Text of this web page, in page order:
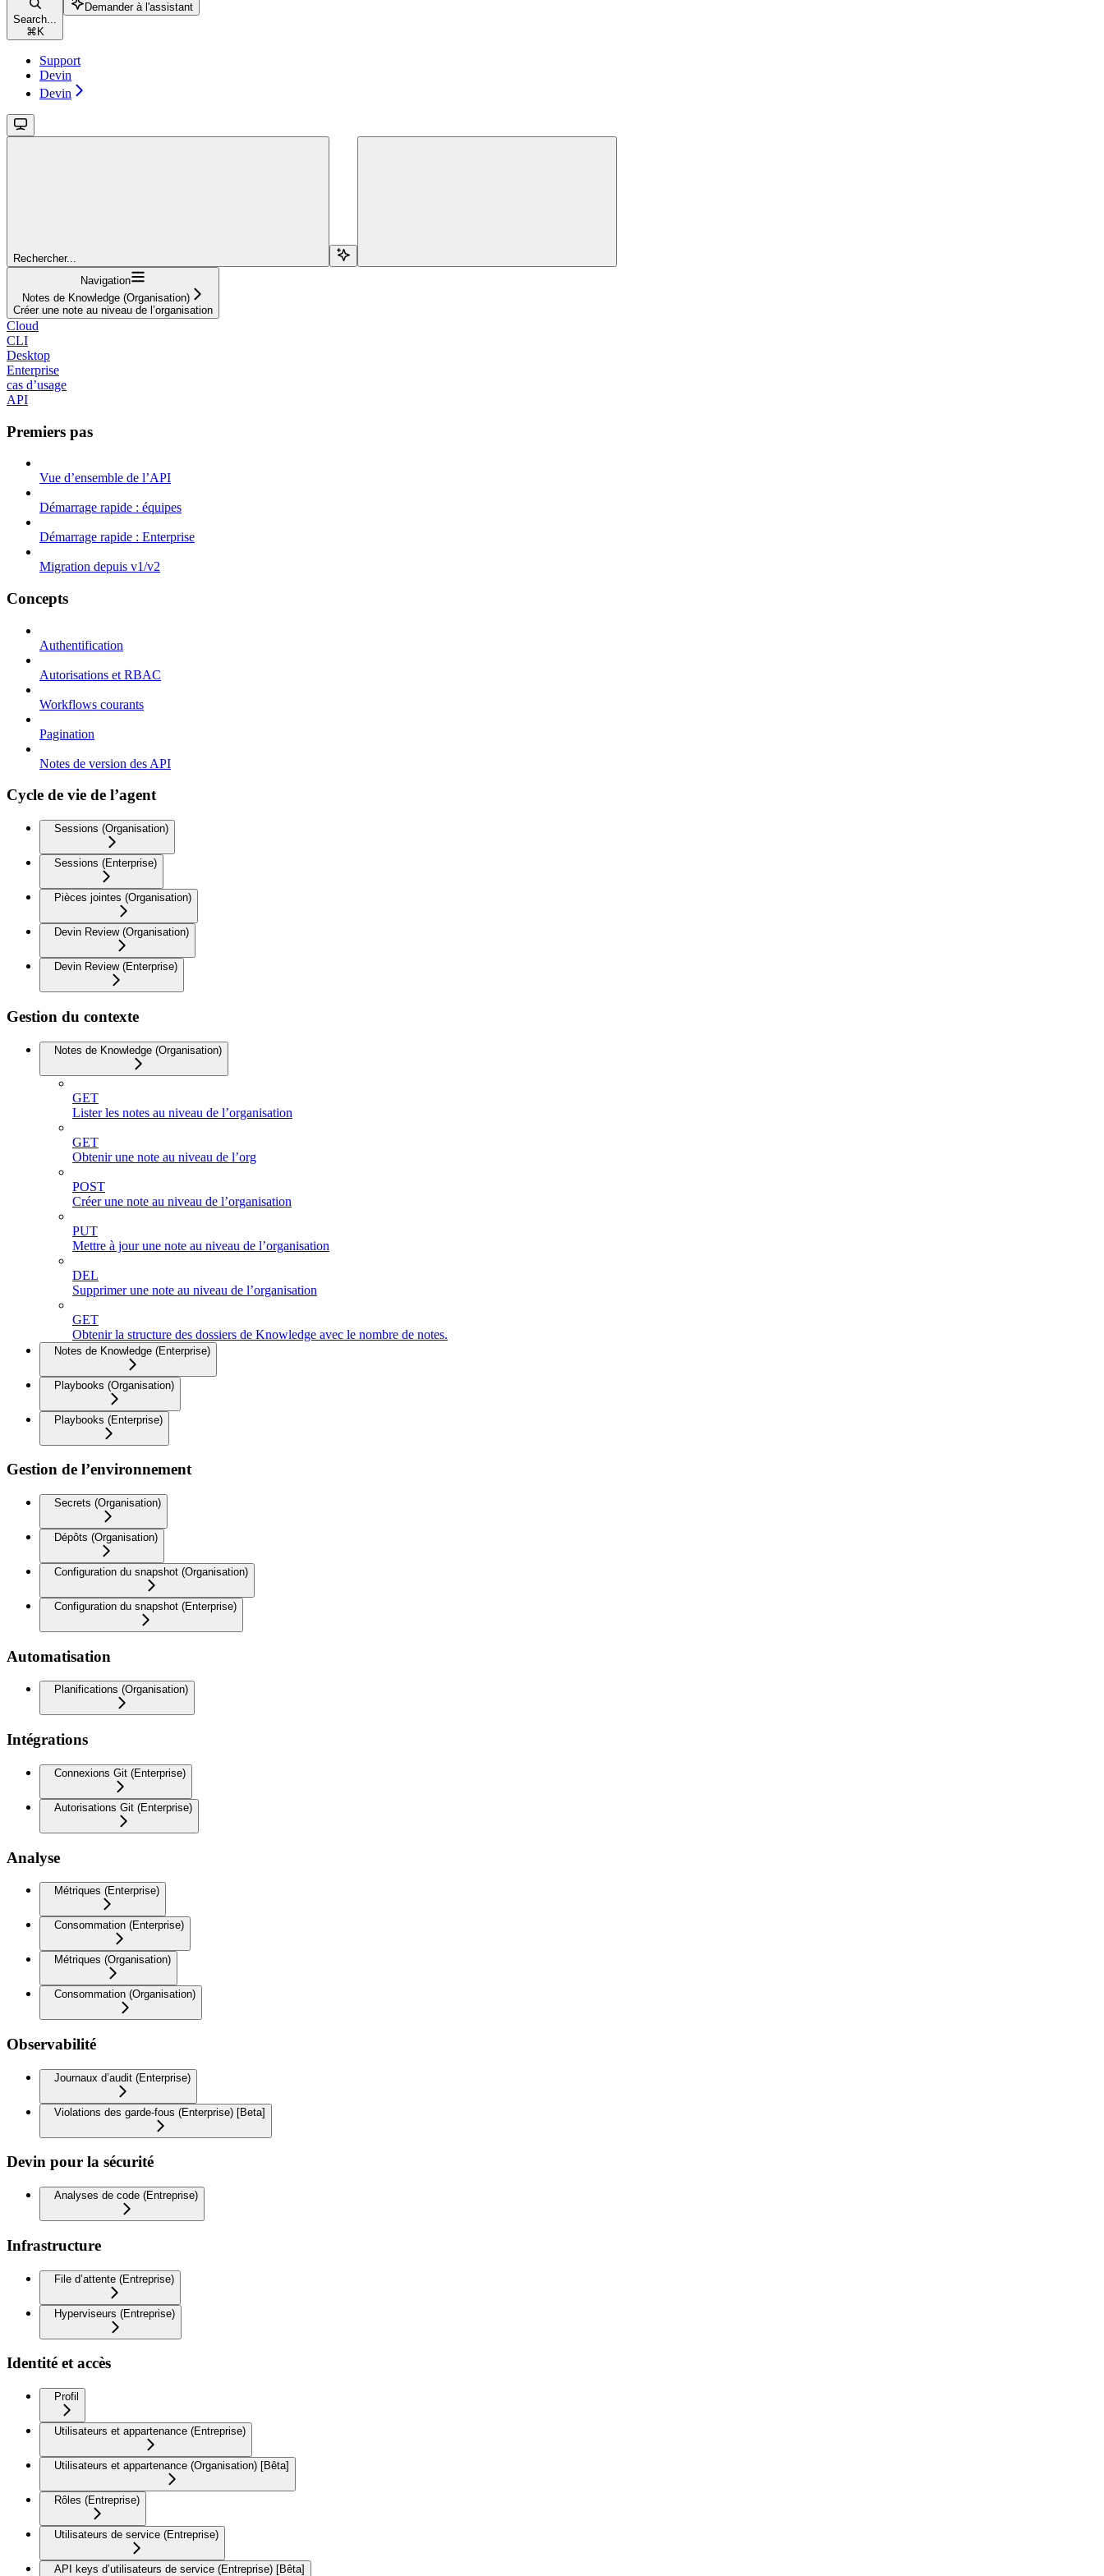
Search...
⌘ K
Demander à l'assistant
Support
Devin
Devin
Rechercher...
Navigation
Notes de Knowledge (Organisation)
Créer une note au niveau de l’organisation
Cloud
CLI
Desktop
Enterprise
cas d’usage
API
Premiers pas
Vue d’ensemble de l’API
Démarrage rapide : équipes
Démarrage rapide : Enterprise
Migration depuis v1/v2
Concepts
Authentification
Autorisations et RBAC
Workflows courants
Pagination
Notes de version des API
Cycle de vie de l’agent
Sessions (Organisation)
Sessions (Enterprise)
Pièces jointes (Organisation)
Devin Review (Organisation)
Devin Review (Enterprise)
Gestion du contexte
Notes de Knowledge (Organisation)
GET
Lister les notes au niveau de l’organisation
GET
Obtenir une note au niveau de l’org
POST
Créer une note au niveau de l’organisation
PUT
Mettre à jour une note au niveau de l’organisation
DEL
Supprimer une note au niveau de l’organisation
GET
Obtenir la structure des dossiers de Knowledge avec le nombre de notes.
Notes de Knowledge (Enterprise)
Playbooks (Organisation)
Playbooks (Enterprise)
Gestion de l’environnement
Secrets (Organisation)
Dépôts (Organisation)
Configuration du snapshot (Organisation)
Configuration du snapshot (Enterprise)
Automatisation
Planifications (Organisation)
Intégrations
Connexions Git (Enterprise)
Autorisations Git (Enterprise)
Analyse
Métriques (Enterprise)
Consommation (Enterprise)
Métriques (Organisation)
Consommation (Organisation)
Observabilité
Journaux d’audit (Enterprise)
Violations des garde-fous (Enterprise) [Beta]
Devin pour la sécurité
Analyses de code (Entreprise)
Infrastructure
File d’attente (Entreprise)
Hyperviseurs (Entreprise)
Identité et accès
Profil
Utilisateurs et appartenance (Entreprise)
Utilisateurs et appartenance (Organisation) [Bêta]
Rôles (Entreprise)
Utilisateurs de service (Entreprise)
API keys d’utilisateurs de service (Entreprise) [Bêta]